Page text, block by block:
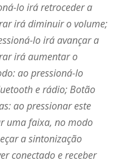
lo irá retroceder a
irá diminuir o volume;
lo irá avançar a
irá aumentar o
ao pressioná-lo
e rádio; Botão
ao pressionar este
uma faixa, no modo
a sintonização
conectado e receber